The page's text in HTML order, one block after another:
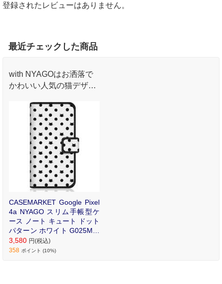
登録されたレビューはありません。
最近チェックした商品
with NYAGOはお洒落で
かわいい人気の猫デザイ
いスリム手帳型ケース。
CASEMARKET Google Pixel
4a NYAGO スリム手帳型ケ
ース ノート キュート ドット
パターン ホワイト G025M-B
NG2S2020-78
3,580 円(税込)
358 ポイント (10%)